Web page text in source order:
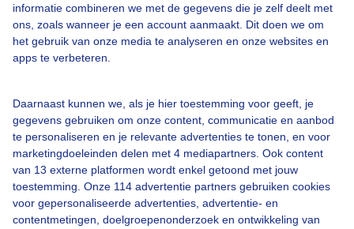
informatie combineren we met de gegevens die je zelf deelt met
ons, zoals wanneer je een account aanmaakt. Dit doen we om
het gebruik van onze media te analyseren en onze websites en
apps te verbeteren.
Daarnaast kunnen we, als je hier toestemming voor geeft, je
gegevens gebruiken om onze content, communicatie en aanbod
te personaliseren en je relevante advertenties te tonen, en voor
marketingdoeleinden delen met 4 mediapartners. Ook content
van 13 externe platformen wordt enkel getoond met jouw
toestemming. Onze 114 advertentie partners gebruiken cookies
voor gepersonaliseerde advertenties, advertentie- en
contentmetingen, doelgroepenonderzoek en ontwikkeling van
Bekijk slideshow
Een moment geduld aub...